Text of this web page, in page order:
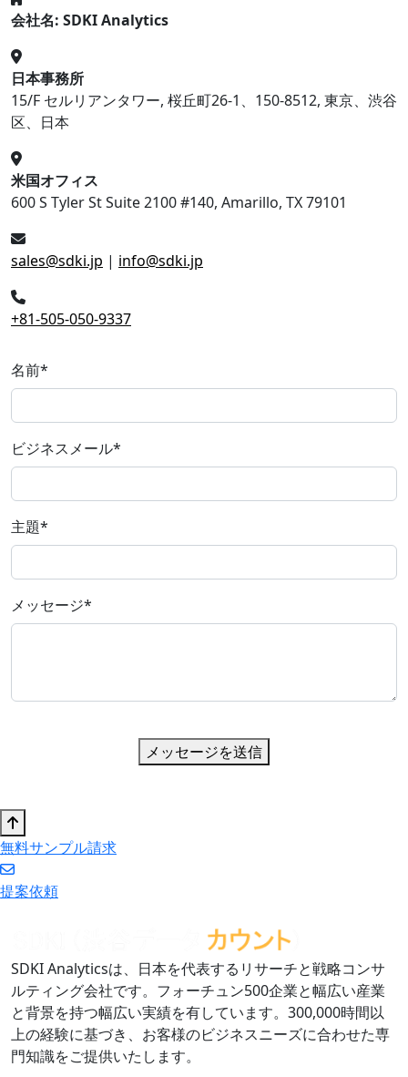
会社名: SDKI Analytics
日本事務所
15/F セルリアンタワー, 桜丘町26-1、150-8512, 東京、渋谷
区、日本
米国オフィス
600 S Tyler St Suite 2100 #140, Amarillo, TX 79101
sales@sdki.jp | info@sdki.jp
+81-505-050-9337
名前*
ビジネスメール*
主題*
メッセージ*
メッセージを送信
無料サンプル請求
提案依頼
SDKI Analyticsは、日本を代表するリサーチと戦略コンサ
ルティング会社です。フォーチュン500企業と幅広い産業
と背景を持つ幅広い実績を有しています。300,000時間以
上の経験に基づき、お客様のビジネスニーズに合わせた専
門知識をご提供いたします。